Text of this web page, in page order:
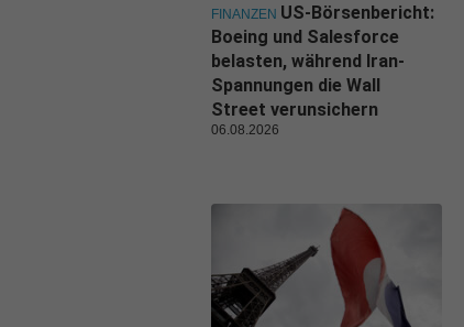
FINANZEN US-Börsenbericht:
Boeing und Salesforce
belasten, während Iran-
Spannungen die Wall
Street verunsichern
06.08.2026